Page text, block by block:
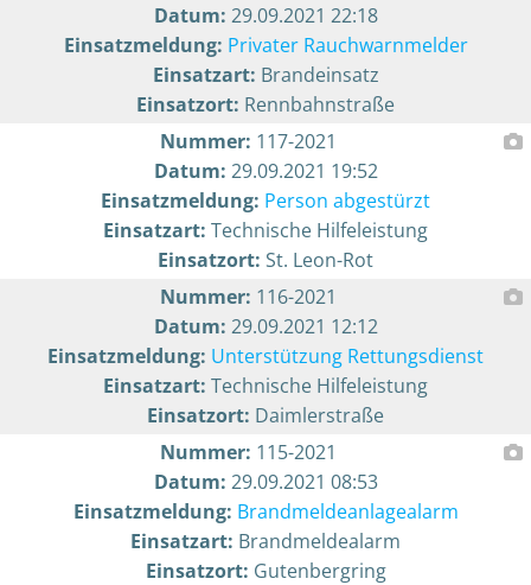
Datum: 29.09.2021 22:18
Einsatzmeldung: Privater Rauchwarnmelder
Einsatzart: Brandeinsatz
Einsatzort: Rennbahnstraße
Nummer: 117-2021
Datum: 29.09.2021 19:52
Einsatzmeldung: Person abgestürzt
Einsatzart: Technische Hilfeleistung
Einsatzort: St. Leon-Rot
Nummer: 116-2021
Datum: 29.09.2021 12:12
Einsatzmeldung: Unterstützung Rettungsdienst
Einsatzart: Technische Hilfeleistung
Einsatzort: Daimlerstraße
Nummer: 115-2021
Datum: 29.09.2021 08:53
Einsatzmeldung: Brandmeldeanlagealarm
Einsatzart: Brandmeldealarm
Einsatzort: Gutenbergring